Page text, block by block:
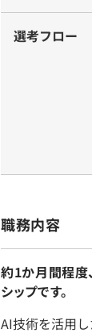
選考フロー
職務内容
約1か月間程度
シップです。
AI技術を活用